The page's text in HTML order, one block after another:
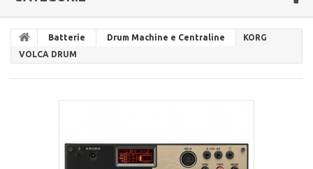
Batterie Drum Machine e Centraline
KORG
VOLCA DRUM